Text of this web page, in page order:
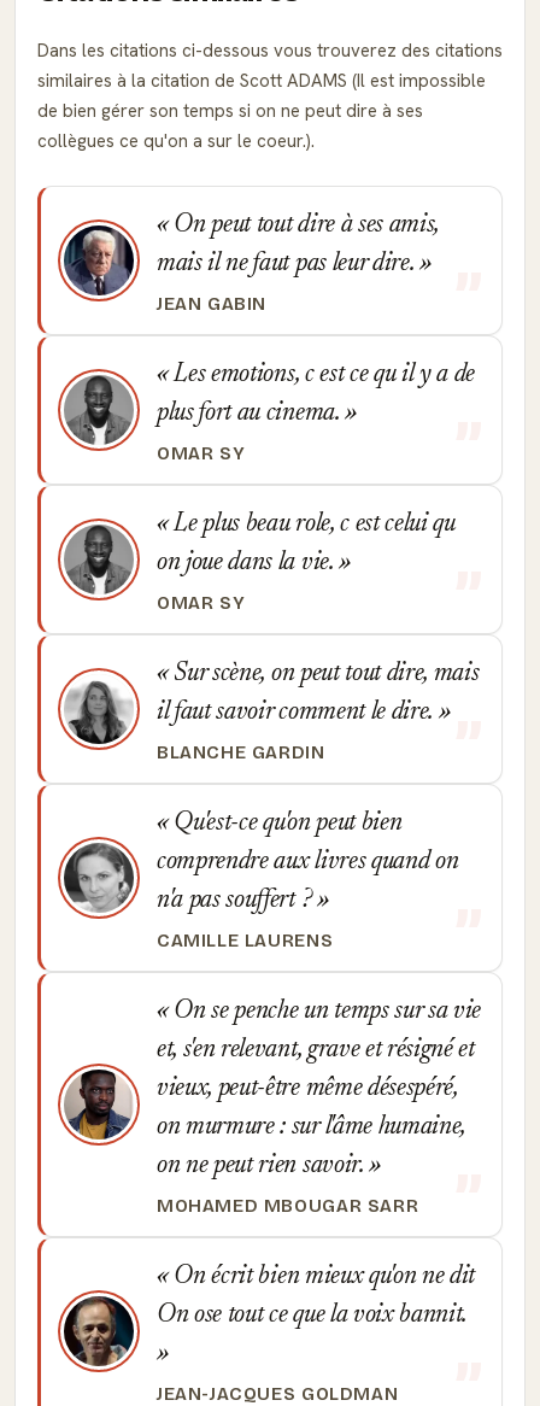
Dans les citations ci-dessous vous trouverez des citations
similaires à la citation de Scott ADAMS (Il est impossible
de bien gérer son temps si on ne peut dire à ses
collègues ce qu'on a sur le coeur.).
On peut tout dire à ses amis,
mais il ne faut pas leur dire.
JEAN GABIN
Les emotions, c est ce qu il y a de
plus fort au cinema.
OMAR SY
Le plus beau role, c est celui qu
on joue dans la vie.
OMAR SY
Sur scène, on peut tout dire, mais
il faut savoir comment le dire.
BLANCHE GARDIN
Qu'est-ce qu'on peut bien
comprendre aux livres quand on
n'a pas souffert ?
CAMILLE LAURENS
On se penche un temps sur sa vie
et, s'en relevant, grave et résigné et
vieux, peut-être même désespéré,
on murmure : sur l'âme humaine,
on ne peut rien savoir.
MOHAMED MBOUGAR SARR
On écrit bien mieux qu'on ne dit
On ose tout ce que la voix bannit.
JEAN-JACQUES GOLDMAN